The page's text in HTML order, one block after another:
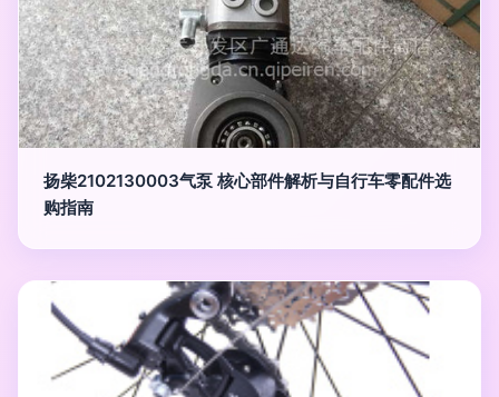
扬柴2102130003气泵 核心部件解析与自行车零配件选
购指南